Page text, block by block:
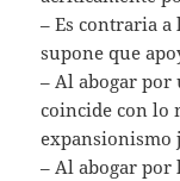
– Es contraria a
supone que
– Al abogar por
coincide con lo
expansionismo
– Al abogar por